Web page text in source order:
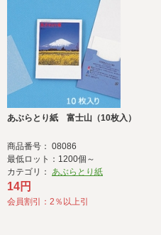
あぶらとり紙 富士山（10枚入）
商品番号： 08086
最低ロット：1200個～
カテゴリ： あぶらとり紙
14円
会員割引：2％以上引